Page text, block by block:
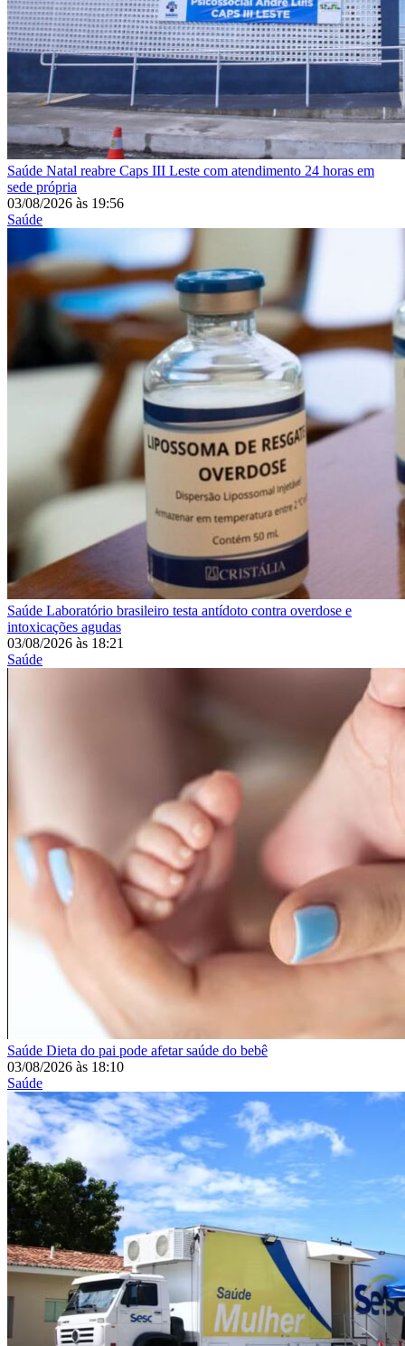
Saúde Natal reabre Caps III Leste com atendimento 24 horas em
sede própria
03/08/2026 às 19:56
Saúde
Saúde Laboratório brasileiro testa antídoto contra overdose e
intoxicações agudas
03/08/2026 às 18:21
Saúde
Saúde Dieta do pai pode afetar saúde do bebê
03/08/2026 às 18:10
Saúde